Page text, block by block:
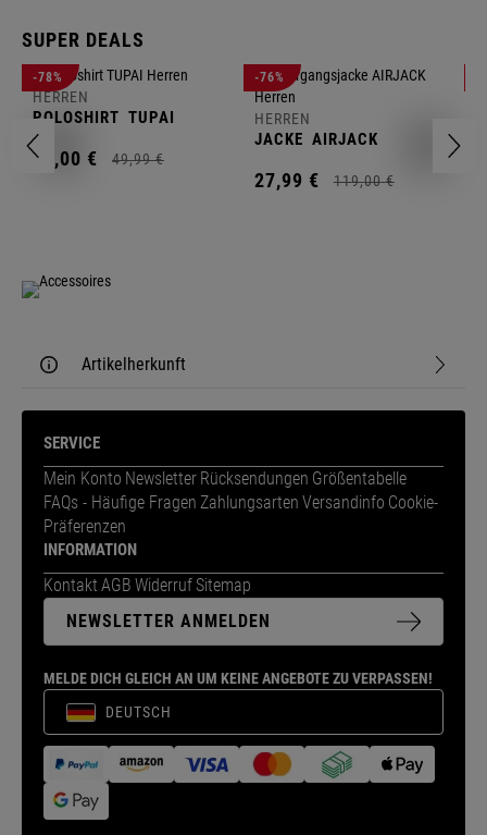
SUPER DEALS
-78%
HERREN
POLOSHIRT TUPAI
11,00 € 49,99 €
-76%
HERREN
JACKE AIRJACK
27,99 € 119,00 €
Artikelherkunft
SERVICE
Mein Konto Newsletter Rücksendungen Größentabelle
FAQs - Häufige Fragen Zahlungsarten Versandinfo Cookie-
Präferenzen
INFORMATION
Kontakt AGB Widerruf Sitemap
NEWSLETTER ANMELDEN
MELDE DICH GLEICH AN UM KEINE ANGEBOTE ZU VERPASSEN!
DEUTSCH